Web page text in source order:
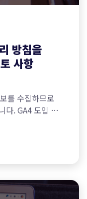
방침을
사항
를 수집하므로
다. GA4 도입 시